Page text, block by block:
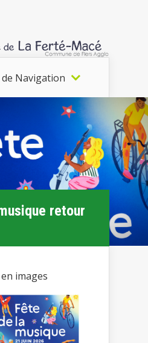
Navigation
retour
images